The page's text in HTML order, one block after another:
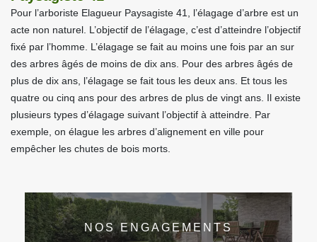
Pour l’arboriste Elagueur Paysagiste 41, l’élagage d’arbre est un
acte non naturel. L’objectif de l’élagage, c’est d’atteindre l’objectif
fixé par l’homme. L’élagage se fait au moins une fois par an sur
des arbres âgés de moins de dix ans. Pour des arbres âgés de
plus de dix ans, l’élagage se fait tous les deux ans. Et tous les
quatre ou cinq ans pour des arbres de plus de vingt ans. Il existe
plusieurs types d’élagage suivant l’objectif à atteindre. Par
exemple, on élague les arbres d’alignement en ville pour
empêcher les chutes de bois morts.
NOS ENGAGEMENTS